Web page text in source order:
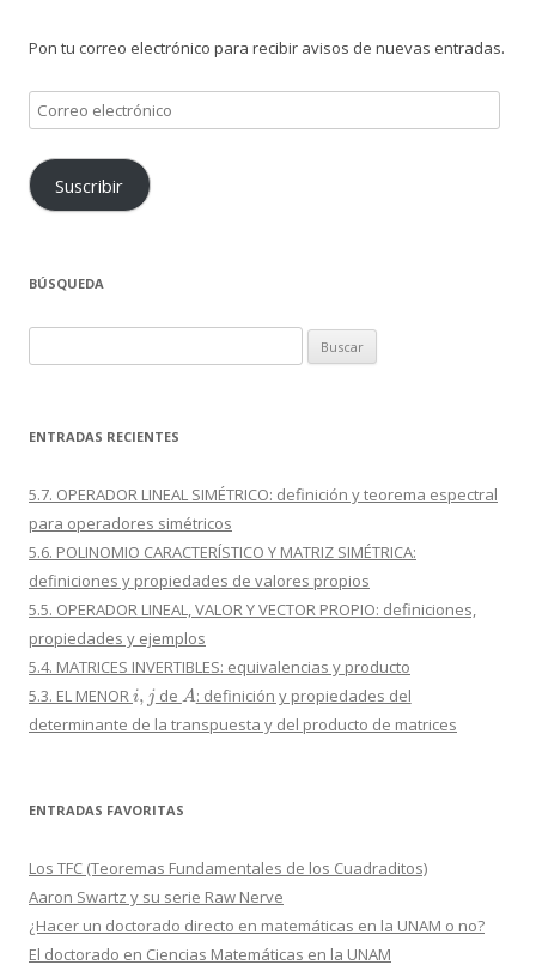
Pon tu correo electrónico para recibir avisos de nuevas entradas.
Correo
electrónico
Suscribir
BÚSQUEDA
ENTRADAS RECIENTES
5.7. OPERADOR LINEAL SIMÉTRICO: definición y teorema espectral
para operadores simétricos
5.6. POLINOMIO CARACTERÍSTICO Y MATRIZ SIMÉTRICA:
definiciones y propiedades de valores propios
5.5. OPERADOR LINEAL, VALOR Y VECTOR PROPIO: definiciones,
propiedades y ejemplos
5.4. MATRICES INVERTIBLES: equivalencias y producto
5.3. EL MENORi,j de A: definición y propiedades del
determinante de la transpuesta y del producto de matrices
ENTRADAS FAVORITAS
Los TFC (Teoremas Fundamentales de los Cuadraditos)
Aaron Swartz y su serie Raw Nerve
¿Hacer un doctorado directo en matemáticas en la UNAM o no?
El doctorado en Ciencias Matemáticas en la UNAM